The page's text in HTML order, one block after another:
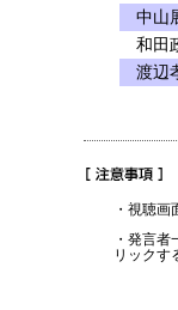
中山
和田
渡辺
・視聴
・発言
リックす